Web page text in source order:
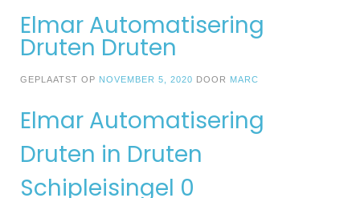
Elmar Automatisering
Druten Druten
GEPLAATST OP NOVEMBER 5, 2020 DOOR MARC
Elmar Automatisering
Druten in Druten
Schipleisingel 0